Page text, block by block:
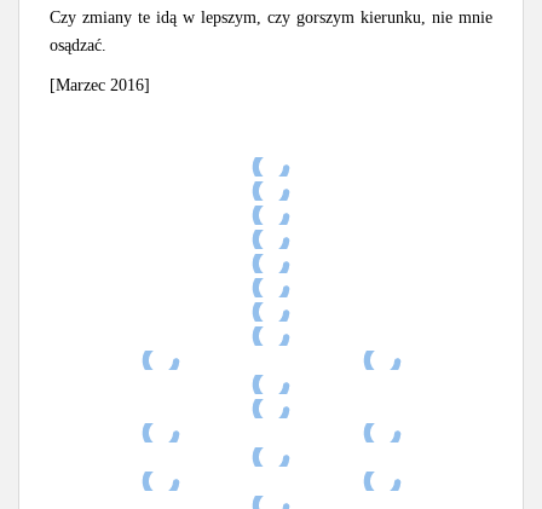
Czy zmiany te idą w lepszym, czy gorszym kierunku, nie mnie
osądzać.
[Marzec 2016]